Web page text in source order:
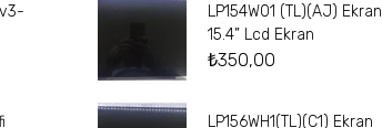
LP154W01 (TL)(AJ) Ekran
15.4” Lcd Ekran
₺350,00
LP156WH1(TL)(C1) Ekran